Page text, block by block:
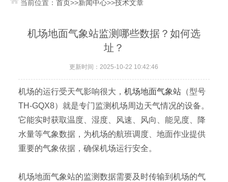
当前位置：首页>>新闻中心>>技术文章
机场地面气象站监测哪些数据？如何选
址？
更新时间：2025-10-22 10:42:46
机场的运行受天气影响很大，机场地面气象站 （型号
TH-GQX8）就是专门监测机场周边天气情况的设备。
它能实时获取温度、湿度、风速、风向、能见度、降
水量等气象数据，为机场的航班调度、地面作业提供
重要的气象依据，确保机场运行安全。
机场地面气象站的监测数据需要及时传输到机场的气